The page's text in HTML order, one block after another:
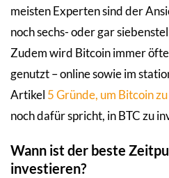
meisten Experten sind der
noch sechs- oder gar
Zudem wird Bitcoin immer
genutzt – online sowie im
Artikel 5 Gründe, um Bitcoin
noch dafür spricht, in BTC zu
Wann ist der beste
investieren?